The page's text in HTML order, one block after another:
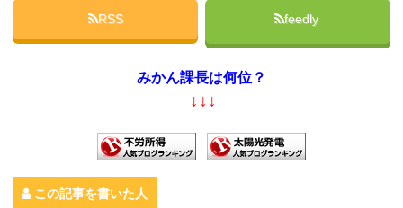
RSS feedly
みかん課長は何位？
↓↓↓
この記事を書いた人